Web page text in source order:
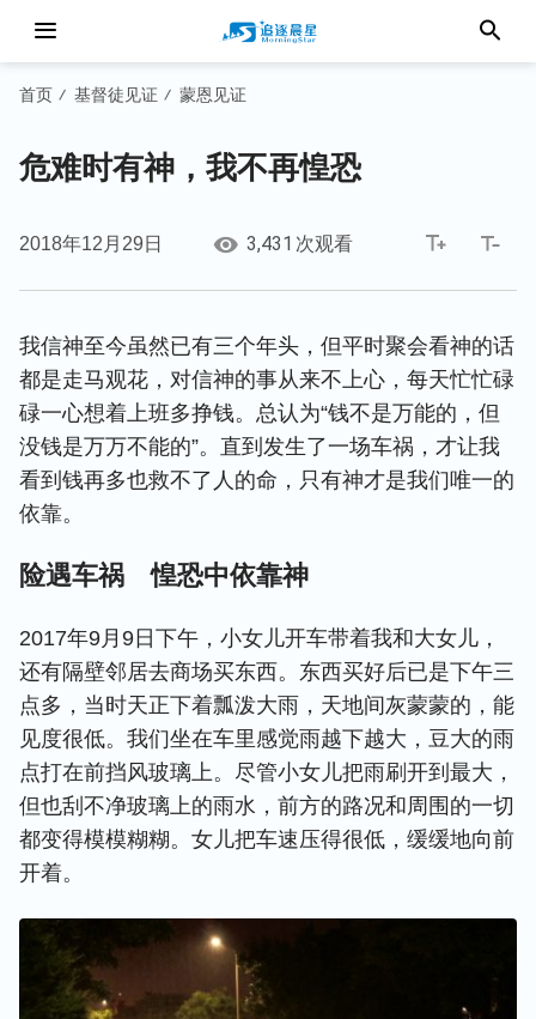
首页 / 基督徒见证 / 蒙恩见证
危难时有神，我不再惶恐
2018年12月29日 3,431 次观看
我信神至今虽然已有三个年头，但平时聚会看神的话
都是走马观花，对信神的事从来不上心，每天忙忙碌
碌一心想着上班多挣钱。总认为“钱不是万能的，但
没钱是万万不能的”。直到发生了一场车祸，才让我
看到钱再多也救不了人的命，只有神才是我们唯一的
依靠。
险遇车祸 惶恐中依靠神
2017年9月9日下午，小女儿开车带着我和大女儿，
还有隔壁邻居去商场买东西。东西买好后已是下午三
点多，当时天正下着瓢泼大雨，天地间灰蒙蒙的，能
见度很低。我们坐在车里感觉雨越下越大，豆大的雨
点打在前挡风玻璃上。尽管小女儿把雨刷开到最大，
但也刮不净玻璃上的雨水，前方的路况和周围的一切
都变得模模糊糊。女儿把车速压得很低，缓缓地向前
开着。